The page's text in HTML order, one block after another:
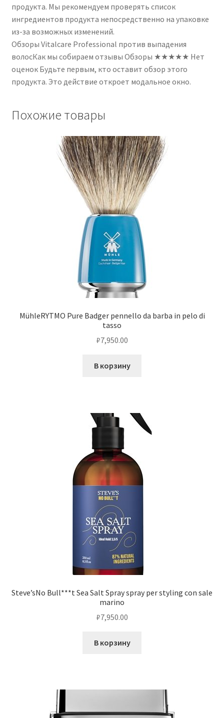
продукта. Мы рекомендуем проверять список
ингредиентов продукта непосредственно на упаковке
из-за возможных изменений.
Обзоры Vitalcare Professional против выпадения
волосКак мы собираем отзывы Обзоры ★★★★★ Нет
оценок Будьте первым, кто оставит обзор этого
продукта. Это действие откроет модальное окно.
Похожие товары
MühleRYTMO Pure Badger pennello da barba in pelo di
tasso
₽7,950.00
В корзину
Steve’sNo Bull***t Sea Salt Spray spray per styling con sale
marino
₽7,950.00
В корзину